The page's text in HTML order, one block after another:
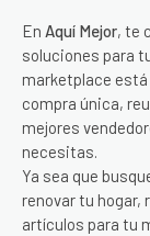
En Aquí Mejor, te
soluciones para
marketplace
compra única,
mejores
necesitas.
Ya sea que
renovar tu hogar,
artículos para tu